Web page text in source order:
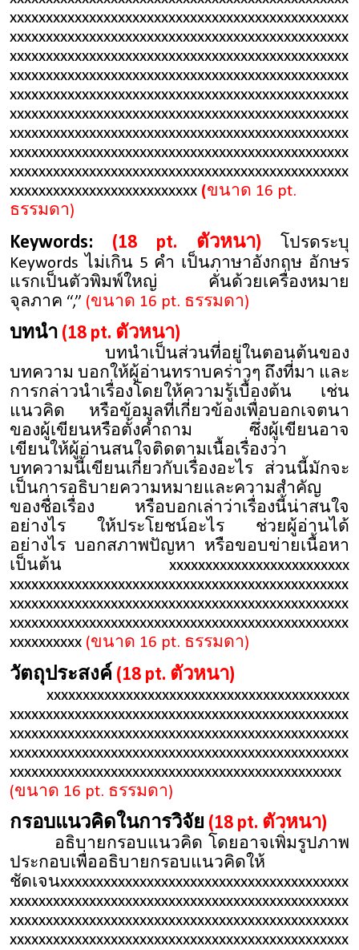
xxxxxxxxxxxxxxxxxxxxxxxxxxxxxxxxxxxxxxxxxxxxxxx
xxxxxxxxxxxxxxxxxxxxxxxxxxxxxxxxxxxxxxxxxxxxxxx
xxxxxxxxxxxxxxxxxxxxxxxxxxxxxxxxxxxxxxxxxxxxxxx
xxxxxxxxxxxxxxxxxxxxxxxxxxxxxxxxxxxxxxxxxxxxxxx
xxxxxxxxxxxxxxxxxxxxxxxxxxxxxxxxxxxxxxxxxxxxxxx
xxxxxxxxxxxxxxxxxxxxxxxxxxxxxxxxxxxxxxxxxxxxxxx
xxxxxxxxxxxxxxxxxxxxxxxxxxxxxxxxxxxxxxxxxxxxxxx
xxxxxxxxxxxxxxxxxxxxxxxxxxxxxxxxxxxxxxxxxxxxxxx
xxxxxxxxxxxxxxxxxxxxxxxxxxxxxxxxxxxxxxxxxxxxxxx
xxxxxxxxxxxxxxxxxxxxxxxxxx (ขนาด 16 pt.
ธรรมดา)
Keywords: (18 pt. ตัวหนา)
โปรดระบุ
Keywords ไม่เกิน 5 คำ เป็นภาษาอังกฤษ อักษร
แรกเป็นตัวพิมพ์ใหญ่ คั่นด้วยเครื่องหมาย
จุลภาค “,” (ขนาด 16 pt. ธรรมดา)
บทนำ (18 pt. ตัวหนา)
บทนำเป็นส่วนที่อยู่ในตอนต้นของ
บทความ บอกให้ผู้อ่านทราบคร่าวๆ ถึงที่มา และ
การกล่าวนำเรื่องโดยให้ความรู้เบื้องต้น เช่น
แนวคิด หรือข้อมูลที่เกี่ยวข้องเพื่อบอกเจตนา
ของผู้เขียนหรือตั้งคำถาม ซึ่งผู้เขียนอาจ
เขียนให้ผู้อ่านสนใจติดตามเนื้อเรื่องว่า
บทความนี้เขียนเกี่ยวกับเรื่องอะไร ส่วนนี้มักจะ
เป็นการอธิบายความหมายและความสำคัญ
ของชื่อเรื่อง หรือบอกเล่าว่าเรื่องนี้น่าสนใจ
อย่างไร ให้ประโยชน์อะไร ช่วยผู้อ่านได้
อย่างไร บอกสภาพปัญหา หรือขอบข่ายเนื้อหา
เป็นต้น xxxxxxxxxxxxxxxxxxxxxxxxx
xxxxxxxxxxxxxxxxxxxxxxxxxxxxxxxxxxxxxxxxxxxxxxx
xxxxxxxxxxxxxxxxxxxxxxxxxxxxxxxxxxxxxxxxxxxxxxx
xxxxxxxxxxxxxxxxxxxxxxxxxxxxxxxxxxxxxxxxxxxxxxx
xxxxxxxxxx (ขนาด 16 pt. ธรรมดา)
วัตถุประสงค์ (18 pt. ตัวหนา)
xxxxxxxxxxxxxxxxxxxxxxxxxxxxxxxxxxxxxxxxxx
xxxxxxxxxxxxxxxxxxxxxxxxxxxxxxxxxxxxxxxxxxxxxxx
xxxxxxxxxxxxxxxxxxxxxxxxxxxxxxxxxxxxxxxxxxxxxxx
xxxxxxxxxxxxxxxxxxxxxxxxxxxxxxxxxxxxxxxxxxxxxxx
xxxxxxxxxxxxxxxxxxxxxxxxxxxxxxxxxxxxxxxxxxxxxx
(ขนาด 16 pt. ธรรมดา)
กรอบแนวคิดในการวิจัย (18 pt. ตัวหนา)
อธิบายกรอบแนวคิด โดยอาจเพิ่มรูปภาพ
ประกอบเพื่ออธิบายกรอบแนวคิดให้
ชัดเจนxxxxxxxxxxxxxxxxxxxxxxxxxxxxxxxxxxxxxxxx
xxxxxxxxxxxxxxxxxxxxxxxxxxxxxxxxxxxxxxxxxxxxxxx
xxxxxxxxxxxxxxxxxxxxxxxxxxxxxxxxxxxxxxxxxxxxxxx
xxxxxxxxxxxxxxxxxxxxxxxxxxxxxxxxxxxxxxxxxxxxxxx